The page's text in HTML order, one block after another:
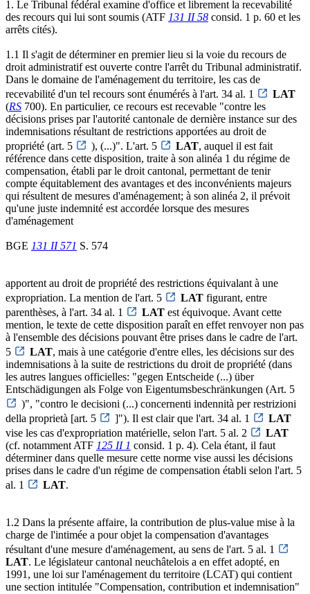
1. Le Tribunal fédéral examine d'office et librement la recevabilité
des recours qui lui sont soumis (ATF 131 II 58 consid. 1 p. 60 et les
arrêts cités).
1.1 Il s'agit de déterminer en premier lieu si la voie du recours de
droit administratif est ouverte contre l'arrêt du Tribunal administratif.
Dans le domaine de l'aménagement du territoire, les cas de
recevabilité d'un tel recours sont énumérés à l'art. 34 al. 1
LAT
(RS 700). En particulier, ce recours est recevable "contre les
décisions prises par l'autorité cantonale de dernière instance sur des
indemnisations résultant de restrictions apportées au droit de
propriété (art. 5
), (...)". L'art. 5 LAT, auquel il est fait
référence dans cette disposition, traite à son alinéa 1 du régime de
compensation, établi par le droit cantonal, permettant de tenir
compte équitablement des avantages et des inconvénients majeurs
qui résultent de mesures d'aménagement; à son alinéa 2, il prévoit
qu'une juste indemnité est accordée lorsque des mesures
d'aménagement
BGE 131 II 571 S. 574
apportent au droit de propriété des restrictions équivalant à une
expropriation. La mention de l'art. 5
LAT figurant, entre
parenthèses, à l'art. 34 al. 1
LAT est équivoque. Avant cette
mention, le texte de cette disposition paraît en effet renvoyer non pas
à l'ensemble des décisions pouvant être prises dans le cadre de l'art.
5
LAT, mais à une catégorie d'entre elles, les décisions sur des
indemnisations à la suite de restrictions du droit de propriété (dans
les autres langues officielles: "gegen Entscheide (...) über
Entschädigungen als Folge von Eigentumsbeschränkungen (Art. 5
)", "contro le decisioni (...) concernenti indennità per restrizioni
della proprietà [art. 5
]"). Il est clair que l'art. 34 al. 1
LAT
vise les cas d'expropriation matérielle, selon l'art. 5 al. 2
LAT
(cf. notamment ATF 125 II 1 consid. 1 p. 4). Cela étant, il faut
déterminer dans quelle mesure cette norme vise aussi les décisions
prises dans le cadre d'un régime de compensation établi selon l'art. 5
al. 1
LAT.
1.2 Dans la présente affaire, la contribution de plus-value mise à la
charge de l'intimée a pour objet la compensation d'avantages
résultant d'une mesure d'aménagement, au sens de l'art. 5 al. 1
LAT. Le législateur cantonal neuchâtelois a en effet adopté, en
1991, une loi sur l'aménagement du territoire (LCAT) qui contient
une section intitulée "Compensation, contribution et indemnisation"